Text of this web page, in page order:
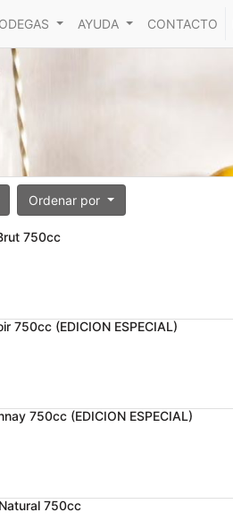
AYUDA CONTACTO
Ordenar por
750cc
750cc (EDICION ESPECIAL)
750cc (EDICION ESPECIAL)
750cc